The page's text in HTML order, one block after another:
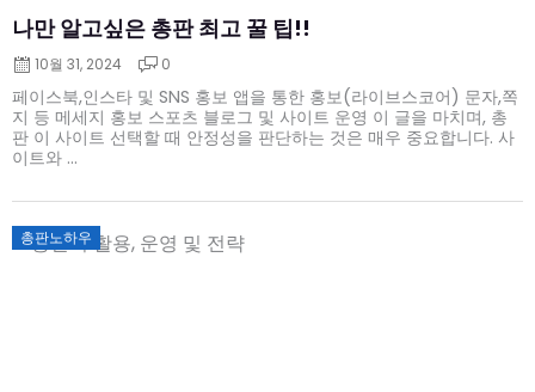
나만 알고싶은 총판 최고 꿀 팁!!
10월 31, 2024 0
페이스북,인스타 및 SNS 홍보 앱을 통한 홍보(라이브스코어) 문자,쪽
지 등 메세지 홍보 스포츠 블로그 및 사이트 운영 이 글을 마치며, 총
판 이 사이트 선택할 때 안정성을 판단하는 것은 매우 중요합니다. 사
이트와 ...
총판노하우
Posted
on